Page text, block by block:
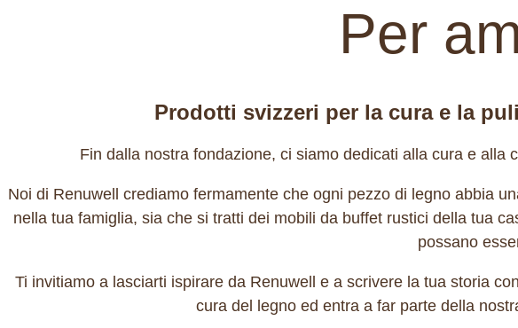
Per
Prodotti svizzeri per la cura e la
Fin dalla nostra fondazione, ci siamo dedicati alla cura e
Noi di Renuwell crediamo fermamente che ogni pezzo di legno abbia
nella tua famiglia, sia che si tratti dei mobili da buffet rustici della tua
possano
Ti invitiamo a lasciarti ispirare da Renuwell e a scrivere la tua storia
cura del legno ed entra a far parte della